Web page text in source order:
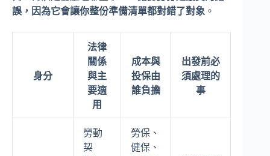
誤，因為它會讓你整份準備清單都對錯了對象 。
身分
法律
關係
與主
要適
用
成本與
投保由
誰負擔
出發前必
須處理的
事
勞動
契
勞保、
健保、